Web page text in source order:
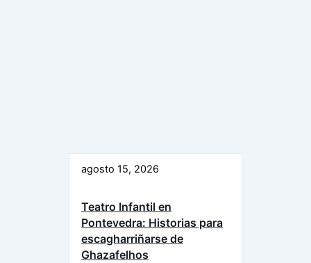
agosto 15, 2026
Teatro Infantil en
Pontevedra: Historias para
escagharriñarse de
Ghazafelhos